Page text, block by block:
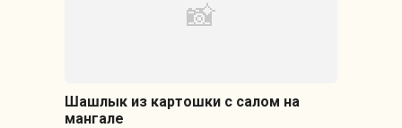
Шашлык из картошки с салом на
мангале